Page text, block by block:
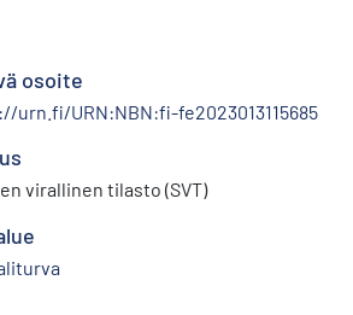
osoite
urn.fi/URN:NBN:fi-fe2023013115685
virallinen tilasto (SVT)